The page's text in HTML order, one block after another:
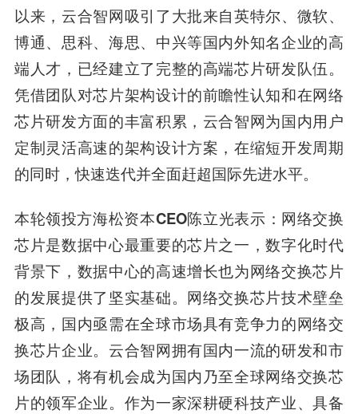
以来，云合智网吸引了大批来自英特尔、微软、
博通、思科、海思、中兴等国内外知名企业的高
端人才，已经建立了完整的高端芯片研发队伍。
凭借团队对芯片架构设计的前瞻性认知和在网络
芯片研发方面的丰富积累，云合智网为国内用户
定制灵活高速的架构设计方案，在缩短开发周期
的同时，快速迭代并全面赶超国际先进水平。
本轮领投方海松资本CEO陈立光表示：网络交换
芯片是数据中心最重要的芯片之一，数字化时代
背景下，数据中心的高速增长也为网络交换芯片
的发展提供了坚实基础。网络交换芯片技术壁垒
极高，国内亟需在全球市场具有竞争力的网络交
换芯片企业。云合智网拥有国内一流的研发和市
场团队，将有机会成为国内乃至全球网络交换芯
片的领军企业。作为一家深耕硬科技产业、具备